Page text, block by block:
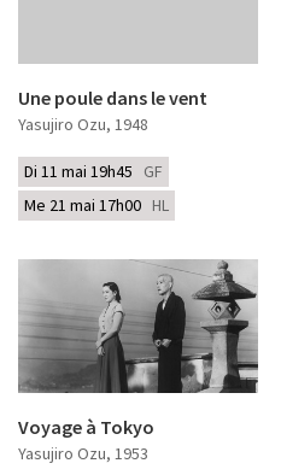
Une poule dans le vent
Yasujiro Ozu, 1948
Di 11 mai 19h45 GF
Me 21 mai 17h00 HL
Voyage à Tokyo
Yasujiro Ozu, 1953